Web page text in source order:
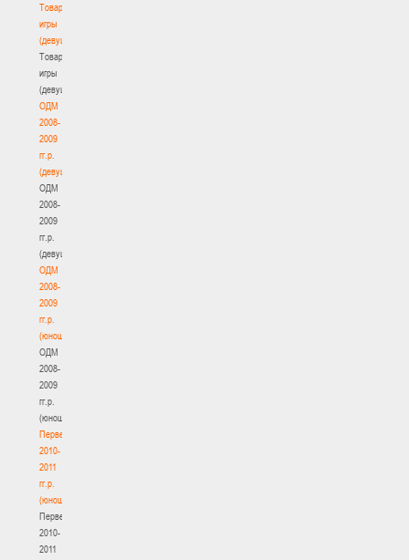
Товарищеские
игры
(девушки)
Товарищеские
игры
(девушки)
ОДМ
2008-
2009
гг.р.
(девушки)
ОДМ
2008-
2009
гг.р.
(девушки)
ОДМ
2008-
2009
гг.р.
(юноши)
ОДМ
2008-
2009
гг.р.
(юноши)
Первенство
2010-
2011
гг.р.
(юноши)
Первенство
2010-
2011